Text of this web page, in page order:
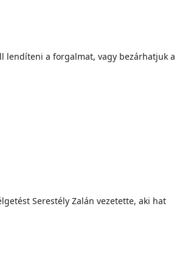
lendíteni a forgalmat, vagy bezárhatjuk a
Serestély Zalán vezetette, aki hat